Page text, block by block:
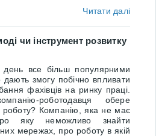
Читати далі
чи інструмент розвитку
все більш популярними
дають змогу побічно впливати
фахівців на ринку праці.
роботодавця обере
роботу? Компанію, яка не має
яку неможливо знайти
мережах, про роботу в якій